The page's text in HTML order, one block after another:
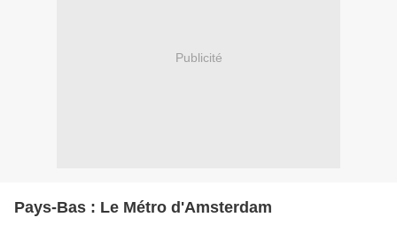
Publicité
Pays-Bas : Le Métro d'Amsterdam